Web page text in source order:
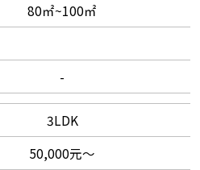
80㎡~100㎡
-
3LDK
50,000元～